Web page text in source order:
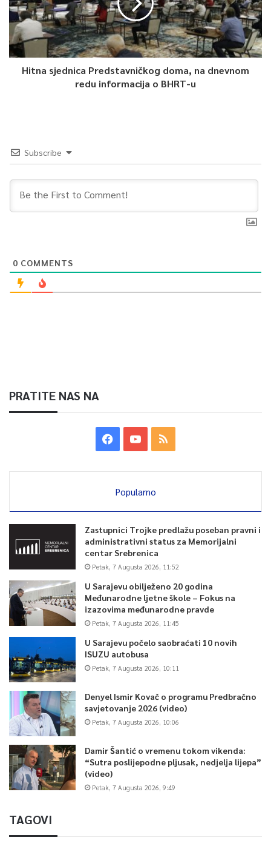
Hitna sjednica Predstavničkog doma, na dnevnom
redu informacija o BHRT-u
Subscribe
0 COMMENTS
PRATITE NAS NA
Popularno
Zastupnici Trojke predlažu poseban pravni i
administrativni status za Memorijalni
centar Srebrenica
Petak, 7 Augusta 2026, 11:52
U Sarajevu obilježeno 20 godina
Međunarodne ljetne škole – Fokus na
izazovima međunarodne pravde
Petak, 7 Augusta 2026, 11:45
U Sarajevu počelo saobraćati 10 novih
ISUZU autobusa
Petak, 7 Augusta 2026, 10:11
Denyel Ismir Kovač o programu Predbračno
savjetovanje 2026 (video)
Petak, 7 Augusta 2026, 10:06
Damir Šantić o vremenu tokom vikenda:
“Sutra poslijepodne pljusak, nedjelja lijepa”
(video)
Petak, 7 Augusta 2026, 9:49
TAGOVI